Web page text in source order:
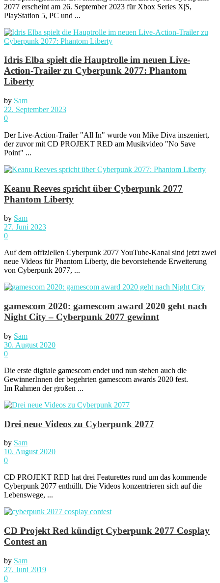
2077 erscheint am 26. September 2023 für Xbox Series X|S,
PlayStation 5, PC und ...
Idris Elba spielt die Hauptrolle im neuen Live-
Action-Trailer zu Cyberpunk 2077: Phantom
Liberty
by Sam
22. September 2023
0
Der Live-Action-Trailer "All In" wurde von Mike Diva inszeniert,
der zuvor mit CD PROJEKT RED am Musikvideo "No Save
Point" ...
Keanu Reeves spricht über Cyberpunk 2077
Phantom Liberty
by Sam
27. Juni 2023
0
Auf dem offiziellen Cyberpunk 2077 YouTube-Kanal sind jetzt zwei
neue Videos für Phantom Liberty, die bevorstehende Erweiterung
von Cyberpunk 2077, ...
gamescom 2020: gamescom award 2020 geht nach
Night City – Cyberpunk 2077 gewinnt
by Sam
30. August 2020
0
Die erste digitale gamescom endet und nun stehen auch die
GewinnerInnen der begehrten gamescom awards 2020 fest.
Im Rahmen der großen ...
Drei neue Videos zu Cyberpunk 2077
by Sam
10. August 2020
0
CD PROJEKT RED hat drei Featurettes rund um das kommende
Cyberpunk 2077 enthüllt. Die Videos konzentrieren sich auf die
Lebenswege, ...
CD Projekt Red kündigt Cyberpunk 2077 Cosplay
Contest an
by Sam
27. Juni 2019
0